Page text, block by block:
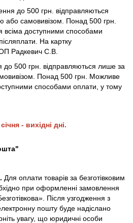
до 500 грн. відправляються
або самовивізом. Понад 500 грн.
всіма доступними способами
На картку
Радкевич С.В.
до 500 грн. відправляються лише за
Понад 500 грн. Можливе
способами оплати, у тому
- вихідні дні.
Для оплати товарів за безготівковим
при оформленні замовлення
Після узгодження з
пошту буде надіслано
увагу, що юридичні особи